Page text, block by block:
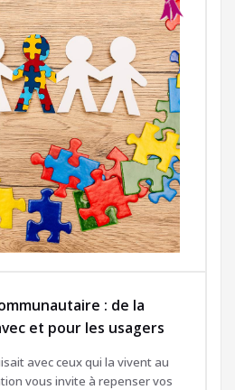
: de la
et pour les usagers
avec ceux qui la vivent au
vous invite à repenser vos